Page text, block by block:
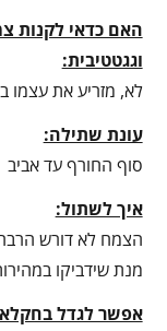
האם כדאי לקנות
וגגטטיבית:
לא, מזריע את עצמו
עונת שתילה:
סוף החורף עד אביב
איך לשתול:
הצמח לא דורש
מנת שידביקו
אפשר לגדל